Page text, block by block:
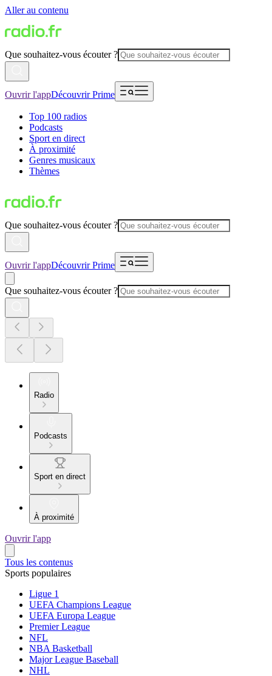
Aller au contenu
Que souhaitez-vous écouter ?
Ouvrir l'appDécouvrir Prime
Top 100 radios
Podcasts
Sport en direct
À proximité
Genres musicaux
Thèmes
Que souhaitez-vous écouter ?
Ouvrir l'appDécouvrir Prime
Que souhaitez-vous écouter ?
Radio
Podcasts
Sport en direct
À proximité
Ouvrir l'app
Tous les contenus
Sports populaires
Ligue 1
UEFA Champions League
UEFA Europa League
Premier League
NFL
NBA Basketball
Major League Baseball
NHL